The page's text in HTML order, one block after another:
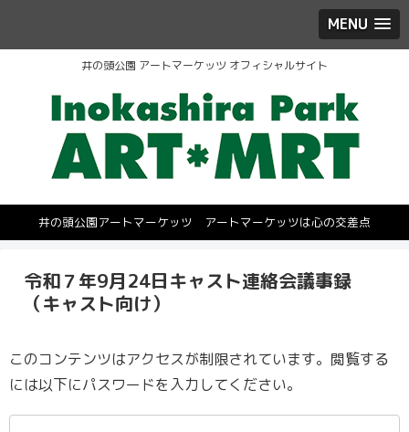
MENU
井の頭公園 アートマーケッツ オフィシャルサイト
井の頭公園アートマーケッツ アートマーケッツは心の交差点
令和７年9月24日キャスト連絡会議事録
（キャスト向け）
このコンテンツはアクセスが制限されています。閲覧する
には以下にパスワードを入力してください。